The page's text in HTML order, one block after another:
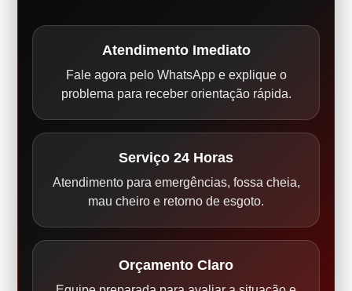
Atendimento Imediato
Fale agora pelo WhatsApp e explique o
problema para receber orientação rápida.
Serviço 24 Horas
Atendimento para emergências, fossa cheia,
mau cheiro e retorno de esgoto.
Orçamento Claro